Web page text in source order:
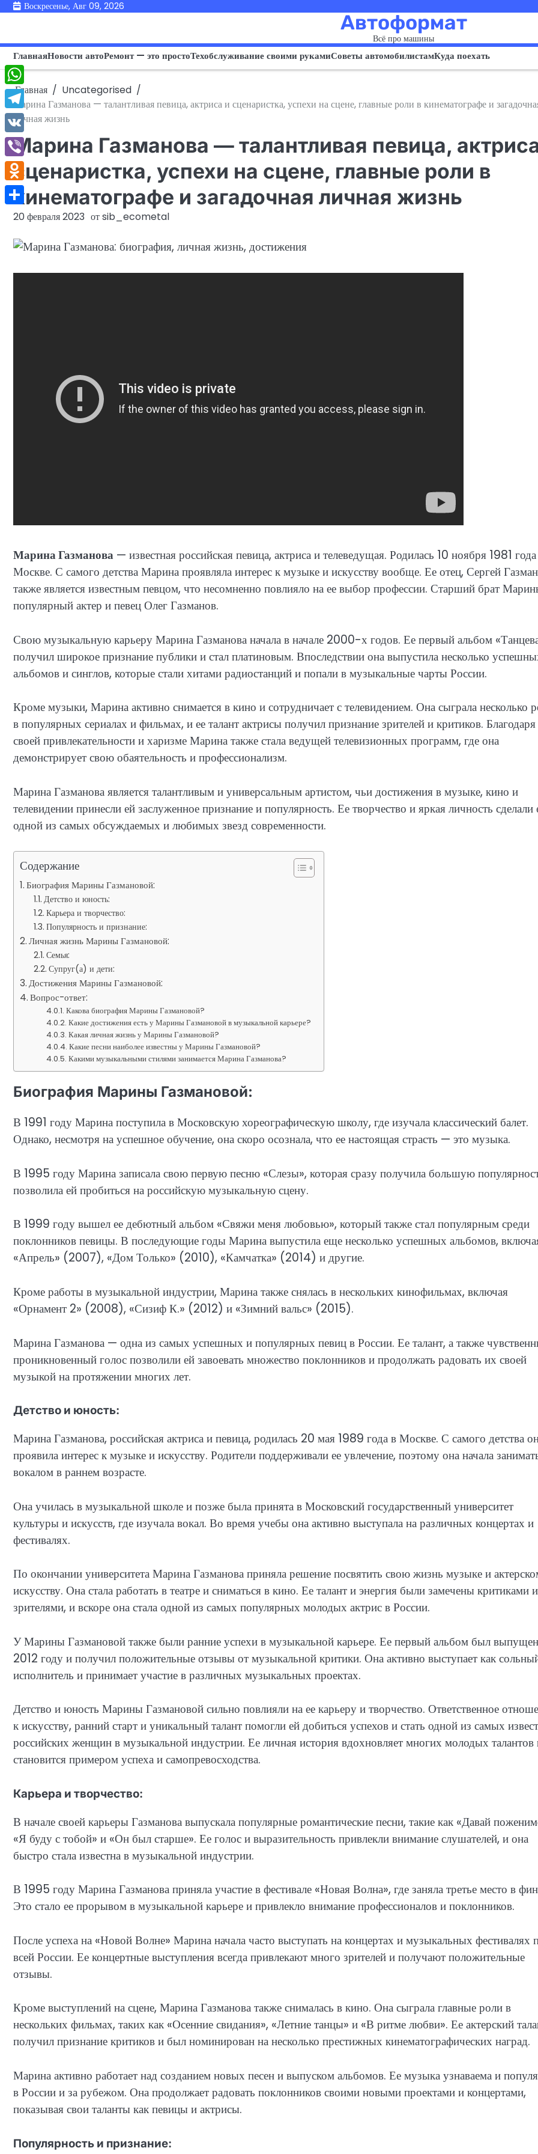
ПерейтиВоскресенье, Авг 09, 2026
Автоформат
Всё про машины
ГлавнаяНовости автоРемонт — это простоТехобслуживание своими рукамиСоветы автомобилистамКуда поехать
Главная
Uncategorised
Марина Газманова — талантливая певица, актриса и сценаристка, успехи на сцене, главные роли в кинематографе и
личная жизнь
Марина Газманова — талантливая певица,
сценаристка, успехи на сцене, главные роли в
кинематографе и загадочная личная жизнь
20 февраля 2023 отsib_ecometal
Марина Газманова — известная российская певица, актриса и телеведущая. Родилась 10 ноября 1981
Москве. С самого детства Марина проявляла интерес к музыке и искусству вообще. Ее отец, Сергей
также является известным певцом, что несомненно повлияло на ее выбор профессии. Старший брат
популярный актер и певец Олег Газманов.
Свою музыкальную карьеру Марина Газманова начала в начале 2000-х годов. Ее первый альбом
получил широкое признание публики и стал платиновым. Впоследствии она выпустила несколько
альбомов и синглов, которые стали хитами радиостанций и попали в музыкальные чарты России.
Кроме музыки, Марина активно снимается в кино и сотрудничает с телевидением. Она сыграла несколько
в популярных сериалах и фильмах, и ее талант актрисы получил признание зрителей и критиков. Благодаря
своей привлекательности и харизме Марина также стала ведущей телевизионных программ, где она
демонстрирует свою обаятельность и профессионализм.
Марина Газманова является талантливым и универсальным артистом, чьи достижения в музыке, кино и
телевидении принесли ей заслуженное признание и популярность. Ее творчество и яркая личность сделали
одной из самых обсуждаемых и любимых звезд современности.
Содержание
Биография Марины Газмановой:
Детство и юность:
Карьера и творчество:
Популярность и признание:
Личная жизнь Марины Газмановой:
Семья:
Супруг(а) и дети:
Достижения Марины Газмановой:
Вопрос-ответ:
Какова биография Марины Газмановой?
Какие достижения есть у Марины Газмановой в музыкальной карьере?
Какая личная жизнь у Марины Газмановой?
Какие песни наиболее известны у Марины Газмановой?
Какими музыкальными стилями занимается Марина Газманова?
Биография Марины Газмановой:
В 1991 году Марина поступила в Московскую хореографическую школу, где изучала классический балет.
Однако, несмотря на успешное обучение, она скоро осознала, что ее настоящая страсть — это музыка.
В 1995 году Марина записала свою первую песню «Слезы», которая сразу получила большую
позволила ей пробиться на российскую музыкальную сцену.
В 1999 году вышел ее дебютный альбом «Свяжи меня любовью», который также стал популярным среди
поклонников певицы. В последующие годы Марина выпустила еще несколько успешных альбомов,
«Апрель» (2007), «Дом Только» (2010), «Камчатка» (2014) и другие.
Кроме работы в музыкальной индустрии, Марина также снялась в нескольких кинофильмах, включая
«Орнамент 2» (2008), «Сизиф К.» (2012) и «Зимний вальс» (2015).
Марина Газманова — одна из самых успешных и популярных певиц в России. Ее талант, а также
проникновенный голос позволили ей завоевать множество поклонников и продолжать радовать их своей
музыкой на протяжении многих лет.
Детство и юность:
Марина Газманова, российская актриса и певица, родилась 20 мая 1989 года в Москве. С самого детства
проявила интерес к музыке и искусству. Родители поддерживали ее увлечение, поэтому она начала
вокалом в раннем возрасте.
Она училась в музыкальной школе и позже была принята в Московский государственный университет
культуры и искусств, где изучала вокал. Во время учебы она активно выступала на различных концертах и
фестивалях.
По окончании университета Марина Газманова приняла решение посвятить свою жизнь музыке и
искусству. Она стала работать в театре и сниматься в кино. Ее талант и энергия были замечены критиками и
зрителями, и вскоре она стала одной из самых популярных молодых актрис в России.
У Марины Газмановой также были ранние успехи в музыкальной карьере. Ее первый альбом был
2012 году и получил положительные отзывы от музыкальной критики. Она активно выступает как
исполнитель и принимает участие в различных музыкальных проектах.
Детство и юность Марины Газмановой сильно повлияли на ее карьеру и творчество. Ответственное
к искусству, ранний старт и уникальный талант помогли ей добиться успехов и стать одной из самых
российских женщин в музыкальной индустрии. Ее личная история вдохновляет многих молодых талантов
становится примером успеха и самопревосходства.
Карьера и творчество:
В начале своей карьеры Газманова выпускала популярные романтические песни, такие как «Давай
«Я буду с тобой» и «Он был старше». Ее голос и выразительность привлекли внимание слушателей, и она
быстро стала известна в музыкальной индустрии.
В 1995 году Марина Газманова приняла участие в фестивале «Новая Волна», где заняла третье место в
Это стало ее прорывом в музыкальной карьере и привлекло внимание профессионалов и поклонников.
После успеха на «Новой Волне» Марина начала часто выступать на концертах и музыкальных фестивалях
всей России. Ее концертные выступления всегда привлекают много зрителей и получают положительные
отзывы.
Кроме выступлений на сцене, Марина Газманова также снималась в кино. Она сыграла главные роли в
нескольких фильмах, таких как «Осенние свидания», «Летние танцы» и «В ритме любви». Ее актерский
получил признание критиков и был номинирован на несколько престижных кинематографических наград.
Марина активно работает над созданием новых песен и выпуском альбомов. Ее музыка узнаваема и
в России и за рубежом. Она продолжает радовать поклонников своими новыми проектами и концертами,
показывая свои таланты как певицы и актрисы.
Популярность и признание:
WhatsApp
Telegram
VK
Viber
Odnoklassniki
Отправить